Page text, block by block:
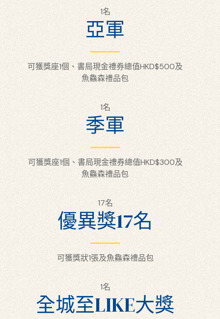
1名
亞軍
可獲獎座1個、書局現金禮券總值HKD$500及
魚鱻森禮品包
1名
季軍
可獲獎座1個、書局現金禮券總值HKD$300及
魚鱻森禮品包
17名
優異獎17名
可獲獎狀1張及魚鱻森禮品包
1名
全城至LIKE大獎